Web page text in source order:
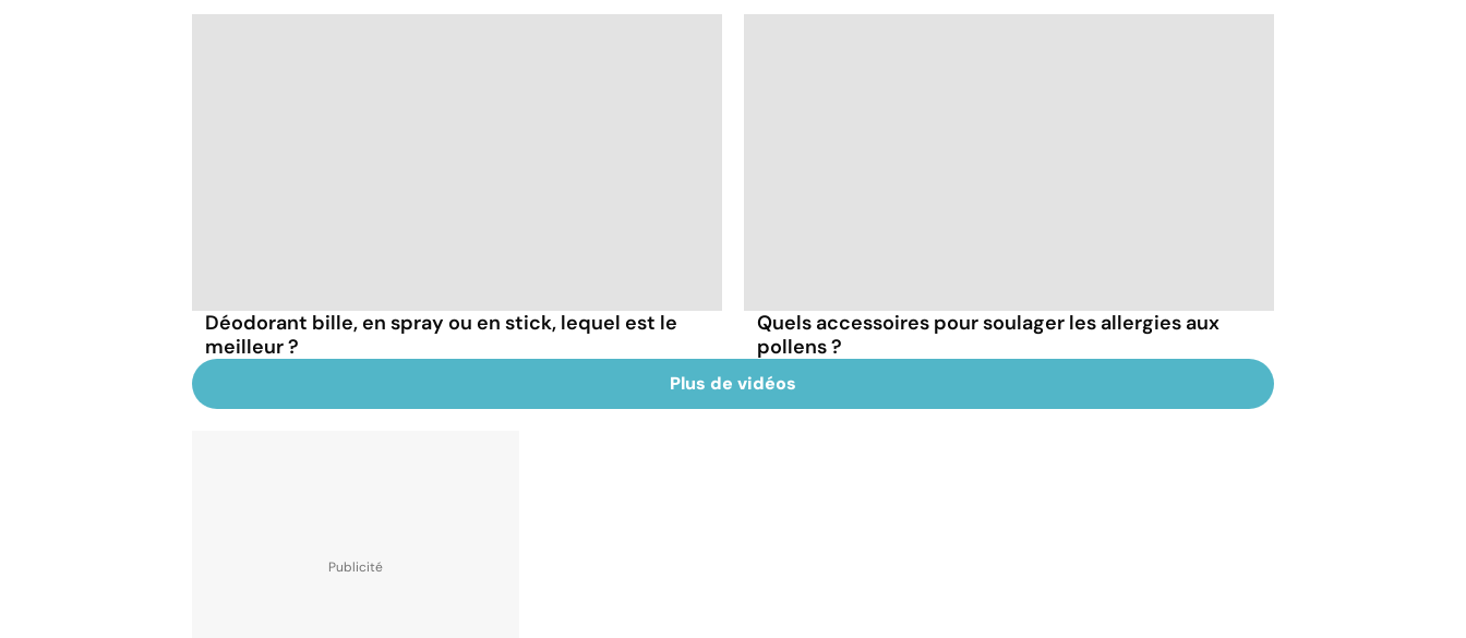
Déodorant bille, en spray ou en stick, lequel est le
meilleur ?
Quels accessoires pour soulager les allergies aux
pollens ?
Plus de vidéos